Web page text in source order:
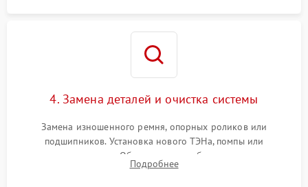
4. Замена деталей и очистка системы
Замена изношенного ремня, опорных роликов или
подшипников. Установка нового ТЭНа, помпы или
термодатчиков. Обязательная глубокая очистка
конденсатора, крыльчатки вентилятора и воздуховодов от
Подробнее